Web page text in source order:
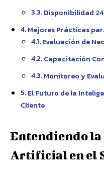
Disponibilidad
Mejores Prácticas
Evaluación de
Capacitación
Monitoreo y
El Futuro de la
Cliente
Entendiendo
Artificial en el